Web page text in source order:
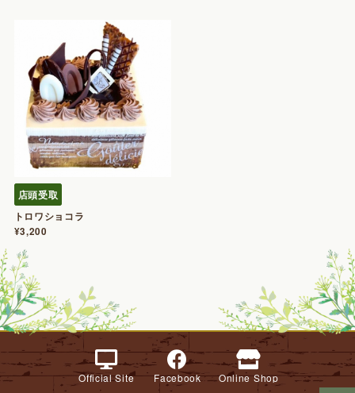
店頭受取
トロワショコラ
¥3,200
Official Site Facebook Online Shop